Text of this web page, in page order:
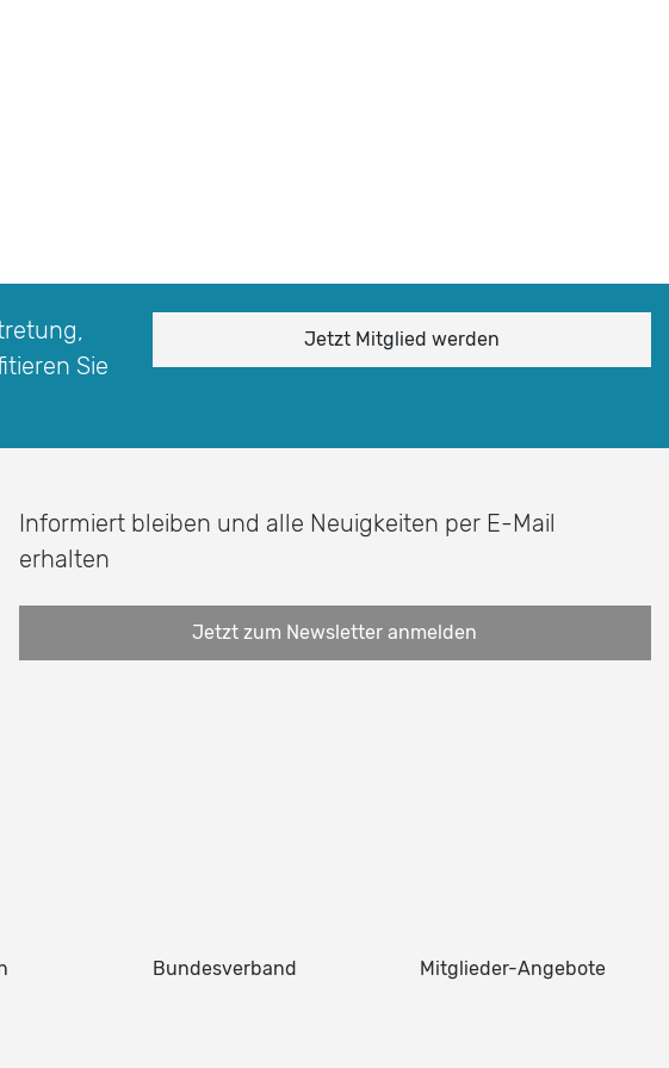
Sie
Jetzt Mitglied werden
Informiert bleiben und alle Neuigkeiten per E-Mail
erhalten
Jetzt zum Newsletter anmelden
Bundesverband Mitglieder-Angebote